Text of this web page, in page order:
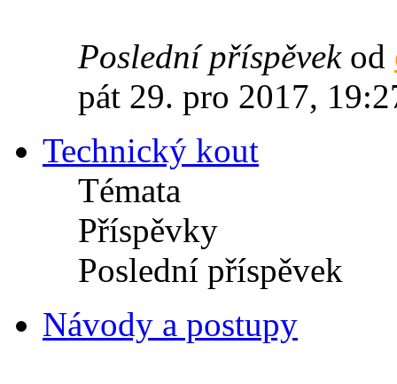
Poslední příspěvekod
pát 29. pro 2017,
Technický kout
Témata
Příspěvky
Poslední příspěvek
Návody a postupy